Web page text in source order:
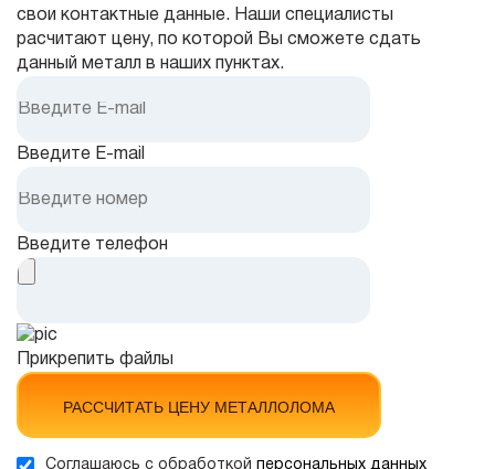
свои контактные данные. Наши специалисты
расчитают цену, по которой Вы сможете сдать
данный металл в наших пунктах.
Введите E-mail
Введите телефон
Прикрепить файлы
РАССЧИТАТЬ ЦЕНУ МЕТАЛЛОЛОМА
Соглашаюсь с обработкой персональных данных